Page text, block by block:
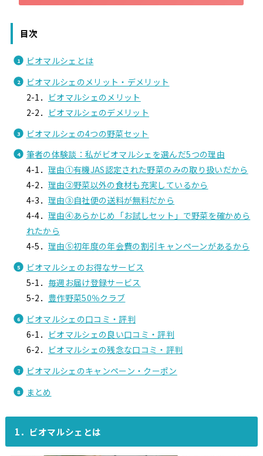
目次
ビオマルシェとは
ビオマルシェのメリット・デメリット
2-1． ビオマルシェのメリット
2-2． ビオマルシェのデメリット
ビオマルシェの4つの野菜セット
筆者の体験談：私がビオマルシェを選んだ5つの理由
4-1． 理由①有機JAS認定された野菜のみの取り扱いだから
4-2． 理由②野菜以外の食材も充実しているから
4-3． 理由③自社便の送料が無料だから
4-4． 理由④あらかじめ「お試しセット」で野菜を確かめら
れたから
4-5． 理由⑤初年度の年会費の割引キャンペーンがあるから
ビオマルシェのお得なサービス
5-1． 毎週お届け登録サービス
5-2． 豊作野菜50％クラブ
ビオマルシェの口コミ・評判
6-1． ビオマルシェの良い口コミ・評判
6-2． ビオマルシェの残念な口コミ・評判
ビオマルシェのキャンペーン・クーポン
まとめ
1．ビオマルシェとは